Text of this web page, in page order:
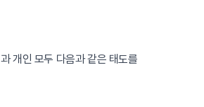
개인 모두 다음과 같은 태도를